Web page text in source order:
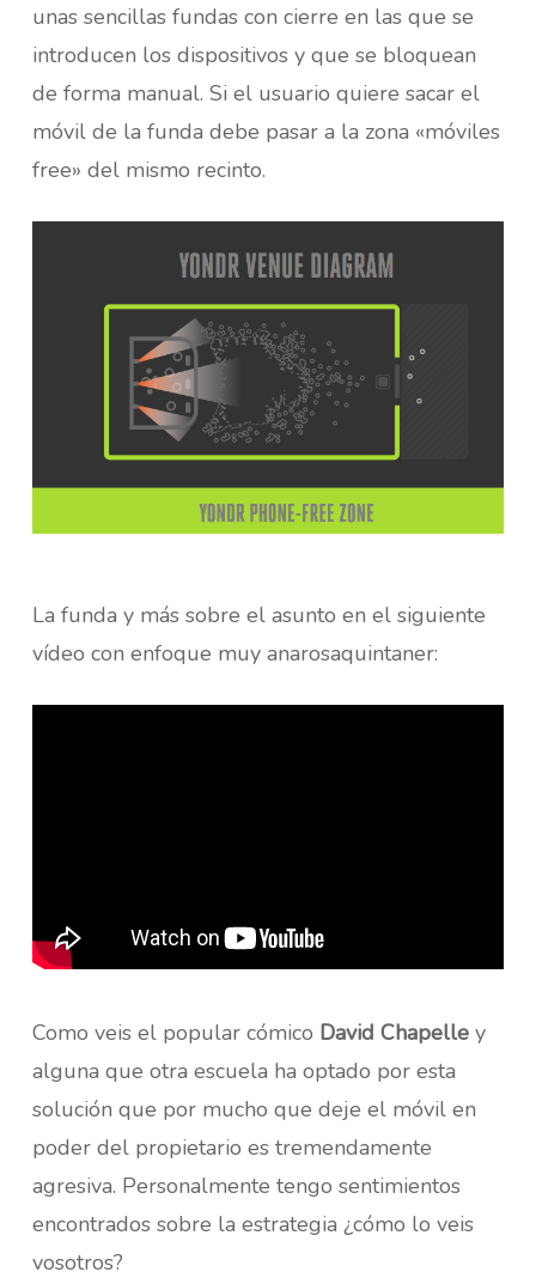
unas sencillas fundas con cierre en las que se
introducen los dispositivos y que se bloquean
de forma manual. Si el usuario quiere sacar el
móvil de la funda debe pasar a la zona «móviles
free» del mismo recinto.
La funda y más sobre el asunto en el siguiente
vídeo con enfoque muy anarosaquintaner:
Como veis el popular cómico David Chapelley
alguna que otra escuela ha optado por esta
solución que por mucho que deje el móvil en
poder del propietario es tremendamente
agresiva. Personalmente tengo sentimientos
encontrados sobre la estrategia ¿cómo lo veis
vosotros?